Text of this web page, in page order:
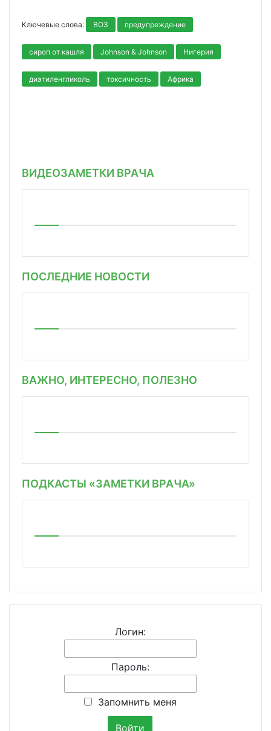
Ключевые слова: ВОЗ предупреждение
сироп от кашля Johnson & Johnson Нигерия
диэтиленгликоль токсичность Африка
ВИДЕОЗАМЕТКИ ВРАЧА
ПОСЛЕДНИЕ НОВОСТИ
ВАЖНО, ИНТЕРЕСНО, ПОЛЕЗНО
ПОДКАСТЫ «ЗАМЕТКИ ВРАЧА»
Логин:
Пароль:
Запомнить меня